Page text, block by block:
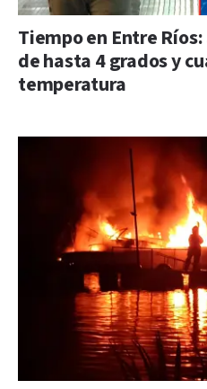
Tiempo en Entre
de hasta 4 grados y
temperatura